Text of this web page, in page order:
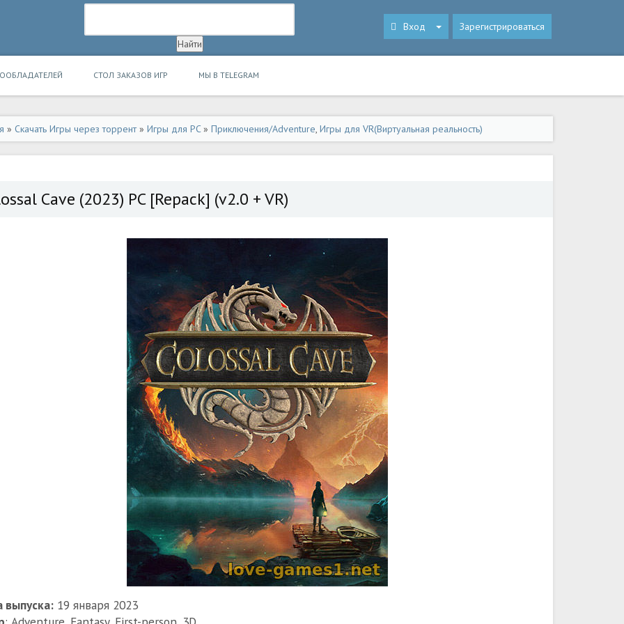
Вход Зарегистрироваться
СТОЛ ЗАКАЗОВ ИГР МЫ В TELEGRAM
» Скачать Игры через торрент» Игры для PC» Приключения/Adventure, Игры для VR(Виртуальная реальность)
Cave (2023) PC [Repack] (v2.0 + VR)
выпуска: 19 января 2023